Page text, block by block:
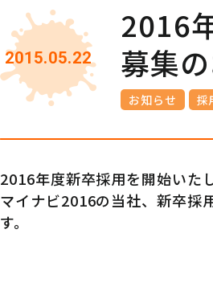
2015.05.22
2016
募集
お知らせ 採
2016年度新卒採用を開始いた
マイナビ2016の当社、新卒採
す。